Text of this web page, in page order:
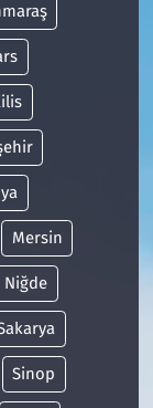
Mersin
Niğde
Sinop